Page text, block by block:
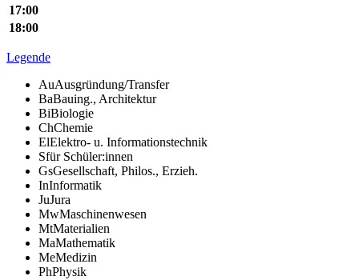
17:00
18:00
Legende
AuAusgründung/Transfer
BaBauing., Architektur
BiBiologie
ChChemie
ElElektro- u. Informationstechnik
Sfür Schüler:innen
GsGesellschaft, Philos., Erzieh.
InInformatik
JuJura
MwMaschinenwesen
MtMaterialien
MaMathematik
MeMedizin
PhPhysik